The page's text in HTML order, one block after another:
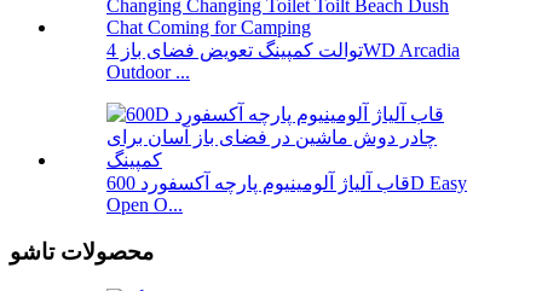
توالت کمپینگ تعویض فضای باز 4WD Arcadia
Outdoor ...
قاب آلیاژ آلومینیوم پارچه آکسفورد 600D Easy
Open O...
محصولات تاشو